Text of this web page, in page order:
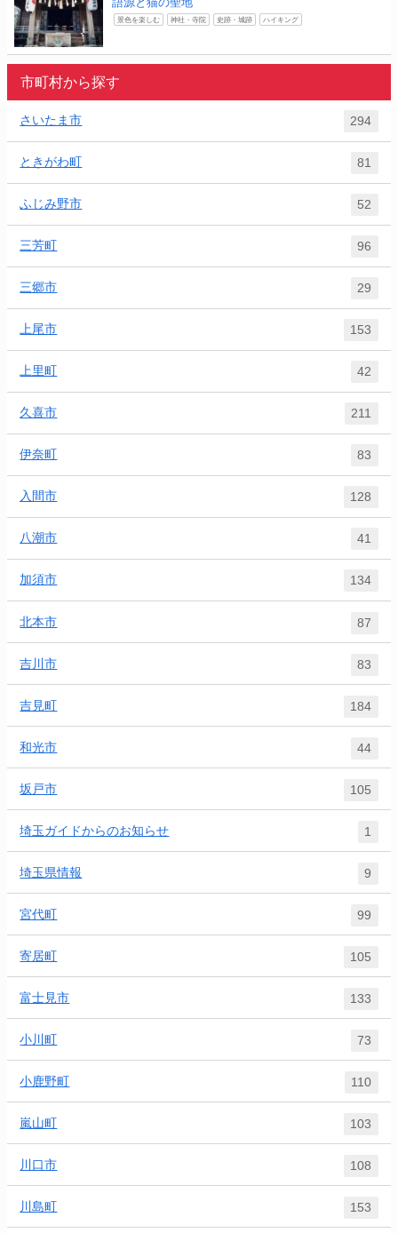
景色を楽しむ 神社・寺院 史跡・城跡 ハイキング
市町村から探す
さいたま市 294
ときがわ町 81
ふじみ野市 52
三芳町 96
三郷市 29
上尾市 153
上里町 42
久喜市 211
伊奈町 83
入間市 128
八潮市 41
加須市 134
北本市 87
吉川市 83
吉見町 184
和光市 44
坂戸市 105
埼玉ガイドからのお知らせ 1
埼玉県情報 9
宮代町 99
寄居町 105
富士見市 133
小川町 73
小鹿野町 110
嵐山町 103
川口市 108
川島町 153